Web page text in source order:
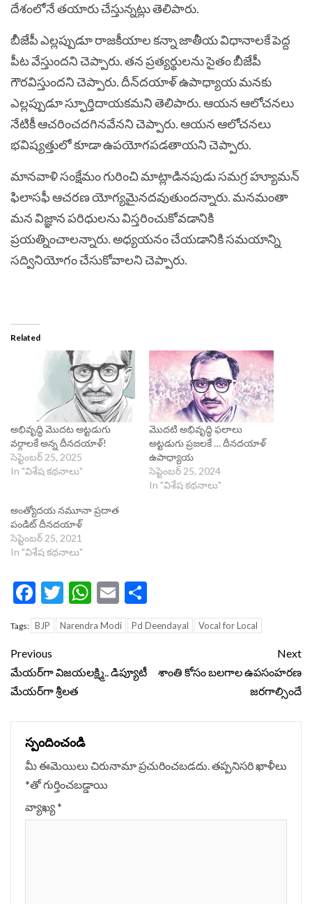
దేశంలోనే తయారు చేస్తున్నట్లు తెలిపారు.
బీజేపీ ఎల్లప్పుడూ రాజకీయాల కన్నా జాతీయ విధానాలకే పెద్ద
పీట వేస్తుందని చెప్పారు. తన ప్రత్యర్థులను సైతం బీజేపీ
గౌరవిస్తుందని చెప్పారు. దీన్‌దయాళ్ ఉపాధ్యాయ మనకు
ఎల్లప్పుడూ స్ఫూర్తిదాయకమని తెలిపారు. ఆయన ఆలోచనలు
నేటికీ ఆచరించదగినవేనని చెప్పారు. ఆయన ఆలోచనలు
భవిష్యత్తులో కూడా ఉపయోగపడతాయని చెప్పారు.
మానవాళి సంక్షేమం గురించి మాట్లాడినపుడు సమగ్ర హ్యూమన్
ఫిలాసఫీ ఆచరణ యోగ్యమైనదవుతుందన్నారు. మనమంతా
మన విజ్ఞాన పరిధులను విస్తరించుకోవడానికి
ప్రయత్నించాలన్నారు. అధ్యయనం చేయడానికి సమయాన్ని
సద్వినియోగం చేసుకోవాలని చెప్పారు.
Related
అభివృద్ధి మొదట అట్టడుగు
వర్గాలకే అన్న దీనదయాళ్!
సెప్టెంబర్ 25, 2025
In "విశేష కథనాలు"
మొదటి అభివృద్ధి ఫలాలు
అట్టడుగు ప్రజలకే … దీనదయాళ్
ఉపాధ్యాయ
సెప్టెంబర్ 25, 2024
In "విశేష కథనాలు"
అంత్యోదయ నమూనా ప్రదాత
పండిట్ దీనదయాళ్
సెప్టెంబర్ 25, 2021
In "విశేష కథనాలు"
Facebook
Twitter
WhatsApp
Email
Tags: BJP Narendra Modi Pd Deendayal Vocal for Local
Continue
Reading
Previous
మేయర్‌గా విజయలక్ష్మి.. డిప్యూటీ
మేయర్‌గా శ్రీలత
Next
శాంతి కోసం బ‌ల‌గాల ఉపసంహ‌ర‌ణ
జ‌ర‌గాల్సిందే
స్పందించండి
మీ ఈమెయిలు చిరునామా ప్రచురించబడదు. తప్పనిసరి ఖాళీలు
*‌తో గుర్తించబడ్డాయి
వ్యాఖ్య*